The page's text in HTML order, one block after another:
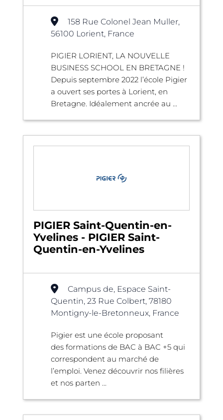
158 Rue Colonel Jean Muller,
56100 Lorient, France
PIGIER LORIENT, LA NOUVELLE
BUSINESS SCHOOL EN BRETAGNE !
Depuis septembre 2022 l’école Pigier
a ouvert ses portes à Lorient, en
Bretagne. Idéalement ancrée au ...
PIGIER Saint-Quentin-en-
Yvelines - PIGIER Saint-
Quentin-en-Yvelines
Campus de, Espace Saint-
Quentin, 23 Rue Colbert, 78180
Montigny-le-Bretonneux, France
Pigier est une école proposant
des formations de BAC à BAC +5 qui
correspondent au marché de
l’emploi. Venez découvrir nos filières
et nos parten ...